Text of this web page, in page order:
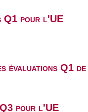
Q1 pour l'UE
évaluations Q1
pour l'UE